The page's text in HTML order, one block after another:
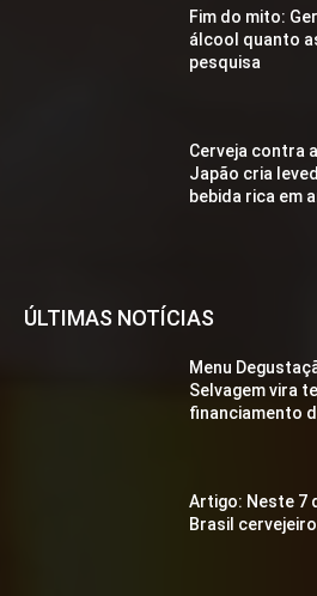
Fim do mito:
álcool quanto
pesquisa
Cerveja contra
Japão cria
bebida rica em
ÚLTIMAS NOTÍCIAS
Menu
Selvagem vira
financiamento
Artigo: Neste 7
Brasil